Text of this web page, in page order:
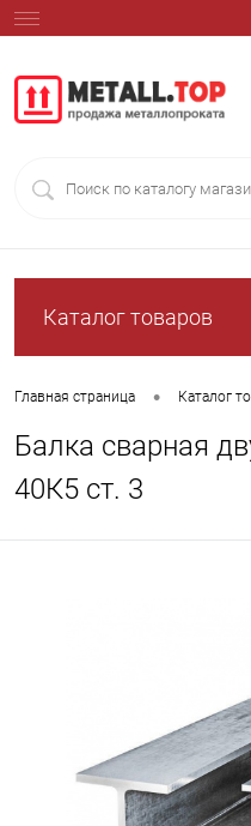
Каталог товаров
Главная страница • Каталог
Балка сварная
40К5 ст. 3